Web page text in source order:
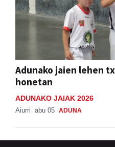
Adunako jaien lehen
honetan
ADUNAKO JAIAK 2026
Aiurri abu 05 ADUNA